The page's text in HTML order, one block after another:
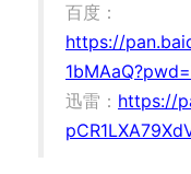
百度：
https://
迅雷： https://